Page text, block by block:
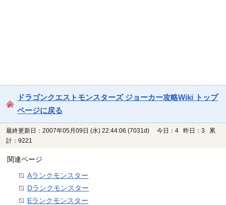
ドラゴンクエストモンスターズ ジョーカー攻略Wiki トップ
ページに戻る
最終更新日：2007年05月09日 (水) 22:44:06 (7031d)
今日：4 昨日：3 累
計：9221
関連ページ
Aランクモンスター
Dランクモンスター
Eランクモンスター